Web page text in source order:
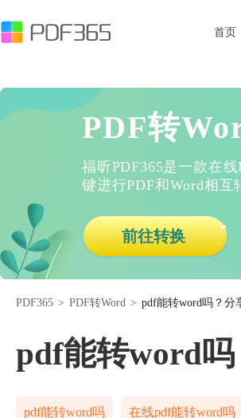
首页
PDF转
福昕PDF365是一款在
键进行PDF和Word相互
前往转换
PDF365 > PDF转Word > pdf能转word吗？分
pdf能转word
pdf能转word吗 在线pdf能转word吗